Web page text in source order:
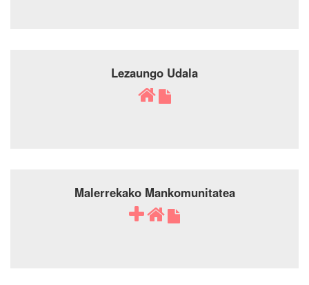
Lezaungo Udala
Malerrekako Mankomunitatea